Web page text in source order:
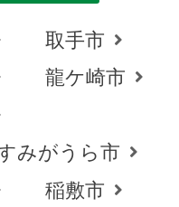
取手市
龍ケ崎市
みがうら市
稲敷市